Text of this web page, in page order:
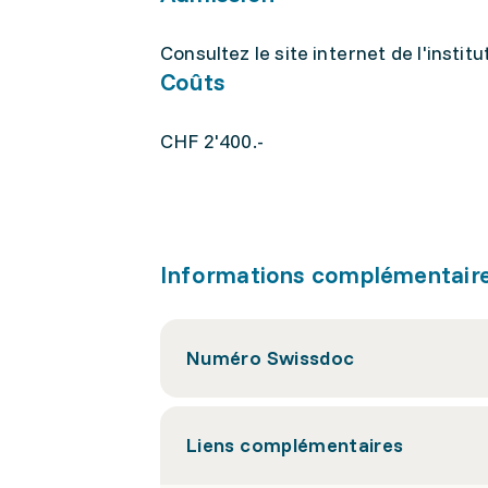
Consultez le site internet de
Coûts
CHF 2'400.-
Informations
Numéro Swissdoc
Liens complémentaires